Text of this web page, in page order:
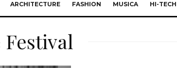
ARCHITECTURE FASHION MUSICA HI-TECH
Festival